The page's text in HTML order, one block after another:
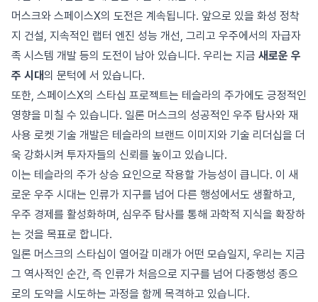
머스크와 스페이스X의 도전은 계속됩니다. 앞으로 있을 화성 정착
지 건설, 지속적인 랩터 엔진 성능 개선, 그리고 우주에서의 자급자
족 시스템 개발 등의 도전이 남아 있습니다. 우리는 지금 새로운 우
주 시대의 문턱에 서 있습니다.
또한, 스페이스X의 스타십 프로젝트는 테슬라의 주가에도 긍정적인
영향을 미칠 수 있습니다. 일론 머스크의 성공적인 우주 탐사와 재
사용 로켓 기술 개발은 테슬라의 브랜드 이미지와 기술 리더십을 더
욱 강화시켜 투자자들의 신뢰를 높이고 있습니다.
이는 테슬라의 주가 상승 요인으로 작용할 가능성이 큽니다. 이 새
로운 우주 시대는 인류가 지구를 넘어 다른 행성에서도 생활하고,
우주 경제를 활성화하며, 심우주 탐사를 통해 과학적 지식을 확장하
는 것을 목표로 합니다.
일론 머스크의 스타십이 열어갈 미래가 어떤 모습일지, 우리는 지금
그 역사적인 순간, 즉 인류가 처음으로 지구를 넘어 다중행성 종으
로의 도약을 시도하는 과정을 함께 목격하고 있습니다.